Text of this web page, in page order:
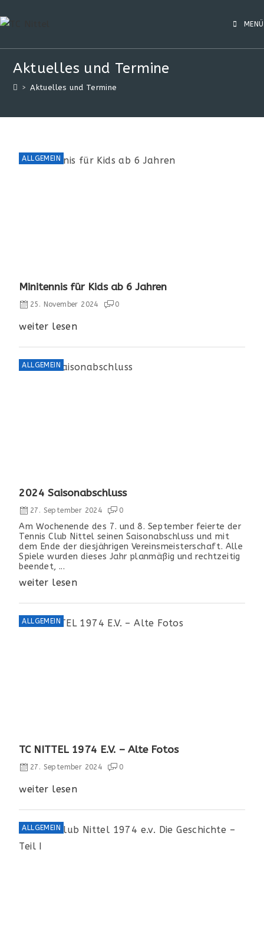
MENÜ
Aktuelles und Termine
> Aktuelles und Termine
ALLGEMEIN
Minitennis für Kids ab 6 Jahren
25. November 2024 0
weiter lesen
ALLGEMEIN
2024 Saisonabschluss
27. September 2024 0
Am Wochenende des 7. und 8. September feierte der
Tennis Club Nittel seinen Saisonabschluss und mit
dem Ende der diesjährigen Vereinsmeisterschaft. Alle
Spiele wurden dieses Jahr planmäßig und rechtzeitig
beendet, ...
weiter lesen
ALLGEMEIN
TC NITTEL 1974 E.V. – Alte Fotos
27. September 2024 0
weiter lesen
ALLGEMEIN